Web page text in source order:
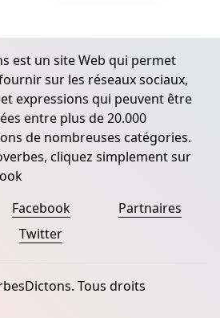
est un site Web qui permet
sur les réseaux sociaux,
expressions qui peuvent être
entre plus de 20.000
de nombreuses catégories.
cliquez simplement sur
Facebook
Twitter
Partnaires
Tous droits